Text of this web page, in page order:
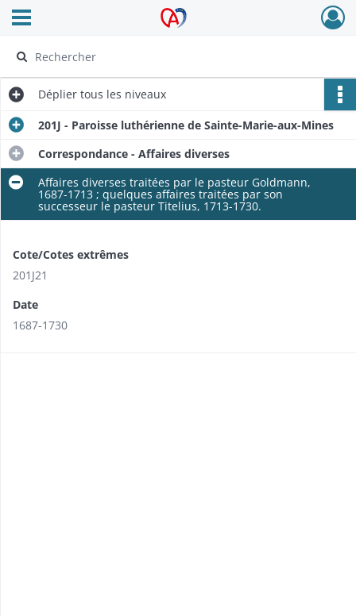
Archives Alsace - Colmar
Ouvrir le menu déroulant
Déplier tous les niveaux
201J - Paroisse luthérienne de Sainte-Marie-aux-Mines
Correspondance - Affaires diverses
Affaires diverses traitées par le pasteur Goldmann,
1687-1713 ; quelques affaires traitées par son
successeur le pasteur Titelius, 1713-1730.
Cote/Cotes extrêmes
201J21
Date
1687-1730